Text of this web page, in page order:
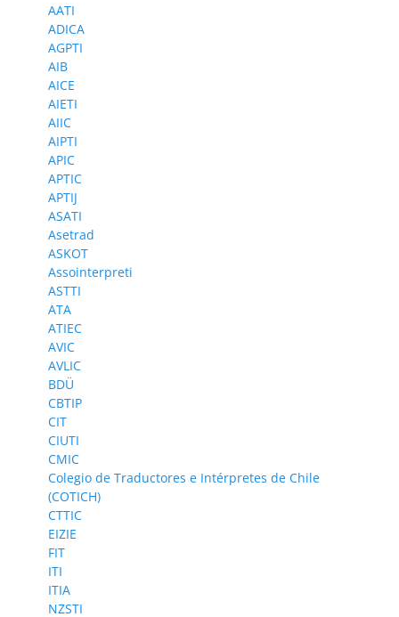
AATI
ADICA
AGPTI
AIB
AICE
AIETI
AIIC
AIPTI
APIC
APTIC
APTIJ
ASATI
Asetrad
ASKOT
Assointerpreti
ASTTI
ATA
ATIEC
AVIC
AVLIC
BDÜ
CBTIP
CIT
CIUTI
CMIC
Colegio de Traductores e Intérpretes de Chile
(COTICH)
CTTIC
EIZIE
FIT
ITI
ITIA
NZSTI